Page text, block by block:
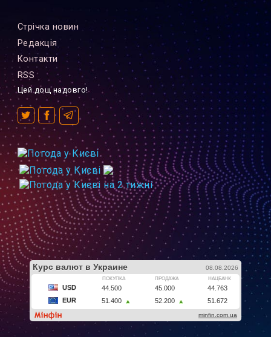
Стрiчка новин
Редакцiя
Контакти
RSS
Цей дощ надовго!